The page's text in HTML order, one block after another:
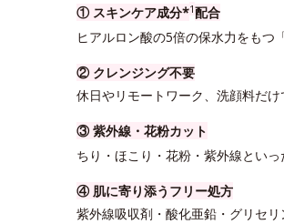
① スキンケア成分*1配合
ヒアルロン酸の5倍の保水力をもつ
② クレンジング不要
休日やリモートワーク、洗顔料だ
③ 紫外線・花粉カット
ちり・ほこり・花粉・紫外線とい
④ 肌に寄り添うフリー処方
紫外線吸収剤・酸化亜鉛・グリセ